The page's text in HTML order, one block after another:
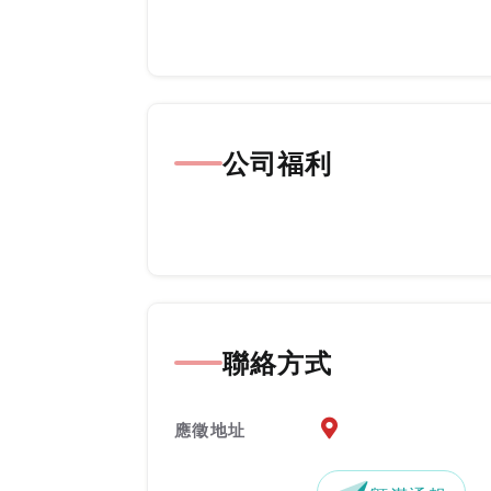
公司福利
聯絡方式
應徵地址 應徵地址地圖『另開新